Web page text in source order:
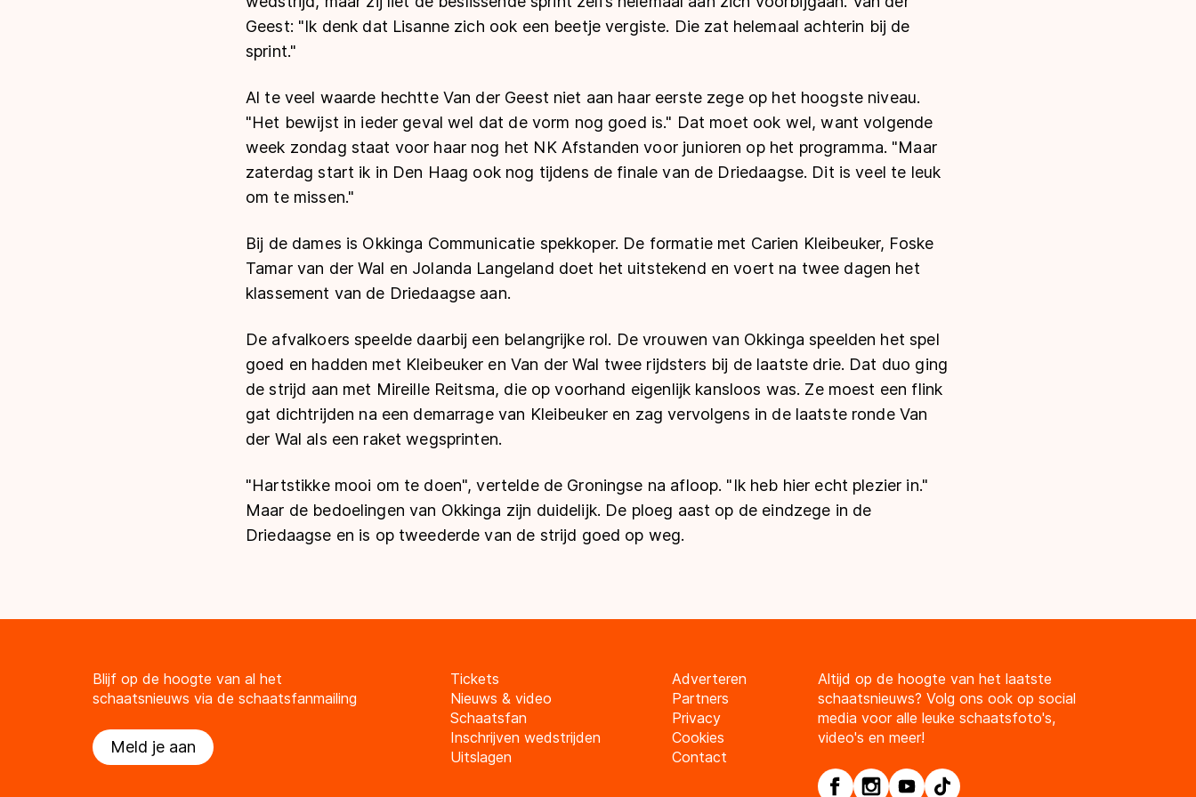
Geest: "Ik denk dat Lisanne zich ook een beetje vergiste. Die zat helemaal achterin bij de
sprint."
Al te veel waarde hechtte Van der Geest niet aan haar eerste zege op het hoogste niveau.
"Het bewijst in ieder geval wel dat de vorm nog goed is." Dat moet ook wel, want volgende
week zondag staat voor haar nog het NK Afstanden voor junioren op het programma. "Maar
zaterdag start ik in Den Haag ook nog tijdens de finale van de Driedaagse. Dit is veel te leuk
om te missen."
Bij de dames is Okkinga Communicatie spekkoper. De formatie met Carien Kleibeuker, Foske
Tamar van der Wal en Jolanda Langeland doet het uitstekend en voert na twee dagen het
klassement van de Driedaagse aan.
De afvalkoers speelde daarbij een belangrijke rol. De vrouwen van Okkinga speelden het spel
goed en hadden met Kleibeuker en Van der Wal twee rijdsters bij de laatste drie. Dat duo ging
de strijd aan met Mireille Reitsma, die op voorhand eigenlijk kansloos was. Ze moest een flink
gat dichtrijden na een demarrage van Kleibeuker en zag vervolgens in de laatste ronde Van
der Wal als een raket wegsprinten.
"Hartstikke mooi om te doen", vertelde de Groningse na afloop. "Ik heb hier echt plezier in."
Maar de bedoelingen van Okkinga zijn duidelijk. De ploeg aast op de eindzege in de
Driedaagse en is op tweederde van de strijd goed op weg.
Blijf op de hoogte van al het
schaatsnieuws via de schaatsfanmailing
Meld je aan
Tickets
Nieuws & video
Schaatsfan
Inschrijven wedstrijden
Uitslagen
Adverteren
Partners
Privacy
Cookies
Contact
Altijd op de hoogte van het laatste
schaatsnieuws? Volg ons ook op social
media voor alle leuke schaatsfoto's,
video's en meer!